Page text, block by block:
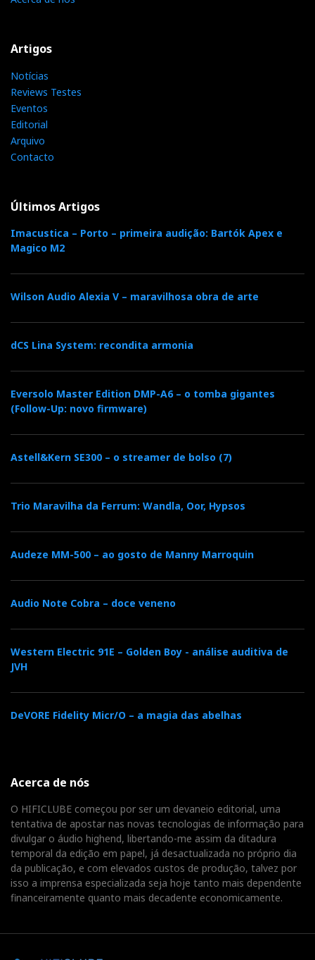
Artigos
Notícias
Reviews Testes
Eventos
Editorial
Arquivo
Contacto
Últimos Artigos
Imacustica – Porto – primeira audição: Bartók Apex e
Magico M2
Wilson Audio Alexia V – maravilhosa obra de arte
dCS Lina System: recondita armonia
Eversolo Master Edition DMP-A6 – o tomba gigantes
(Follow-Up: novo firmware)
Astell&Kern SE300 – o streamer de bolso (7)
Trio Maravilha da Ferrum: Wandla, Oor, Hypsos
Audeze MM-500 – ao gosto de Manny Marroquin
Audio Note Cobra – doce veneno
Western Electric 91E – Golden Boy - análise auditiva de
JVH
DeVORE Fidelity Micr/O – a magia das abelhas
Acerca de nós
O HIFICLUBE começou por ser um devaneio editorial, uma
tentativa de apostar nas novas tecnologias de informação para
divulgar o áudio highend, libertando-me assim da ditadura
temporal da edição em papel, já desactualizada no próprio dia
da publicação, e com elevados custos de produção, talvez por
isso a imprensa especializada seja hoje tanto mais dependente
financeiramente quanto mais decadente economicamente.